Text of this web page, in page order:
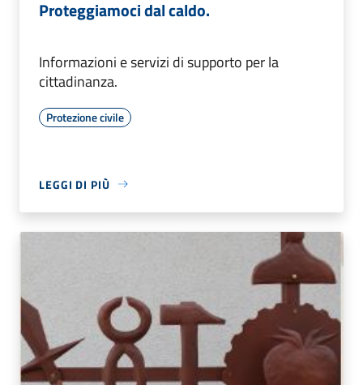
Proteggiamoci dal caldo.
Informazioni e servizi di supporto per la
cittadinanza.
Protezione civile
LEGGI DI PIÙ